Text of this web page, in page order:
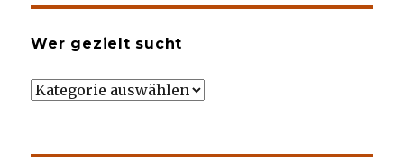
Wer gezielt sucht
Wer